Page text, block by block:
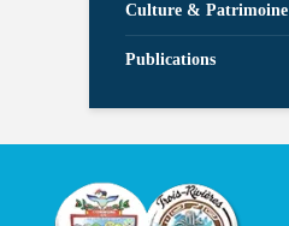
Culture & Patrimoine
Publications